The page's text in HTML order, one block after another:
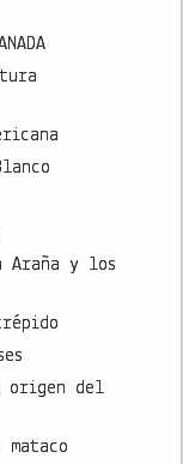
Araña y los
origen del